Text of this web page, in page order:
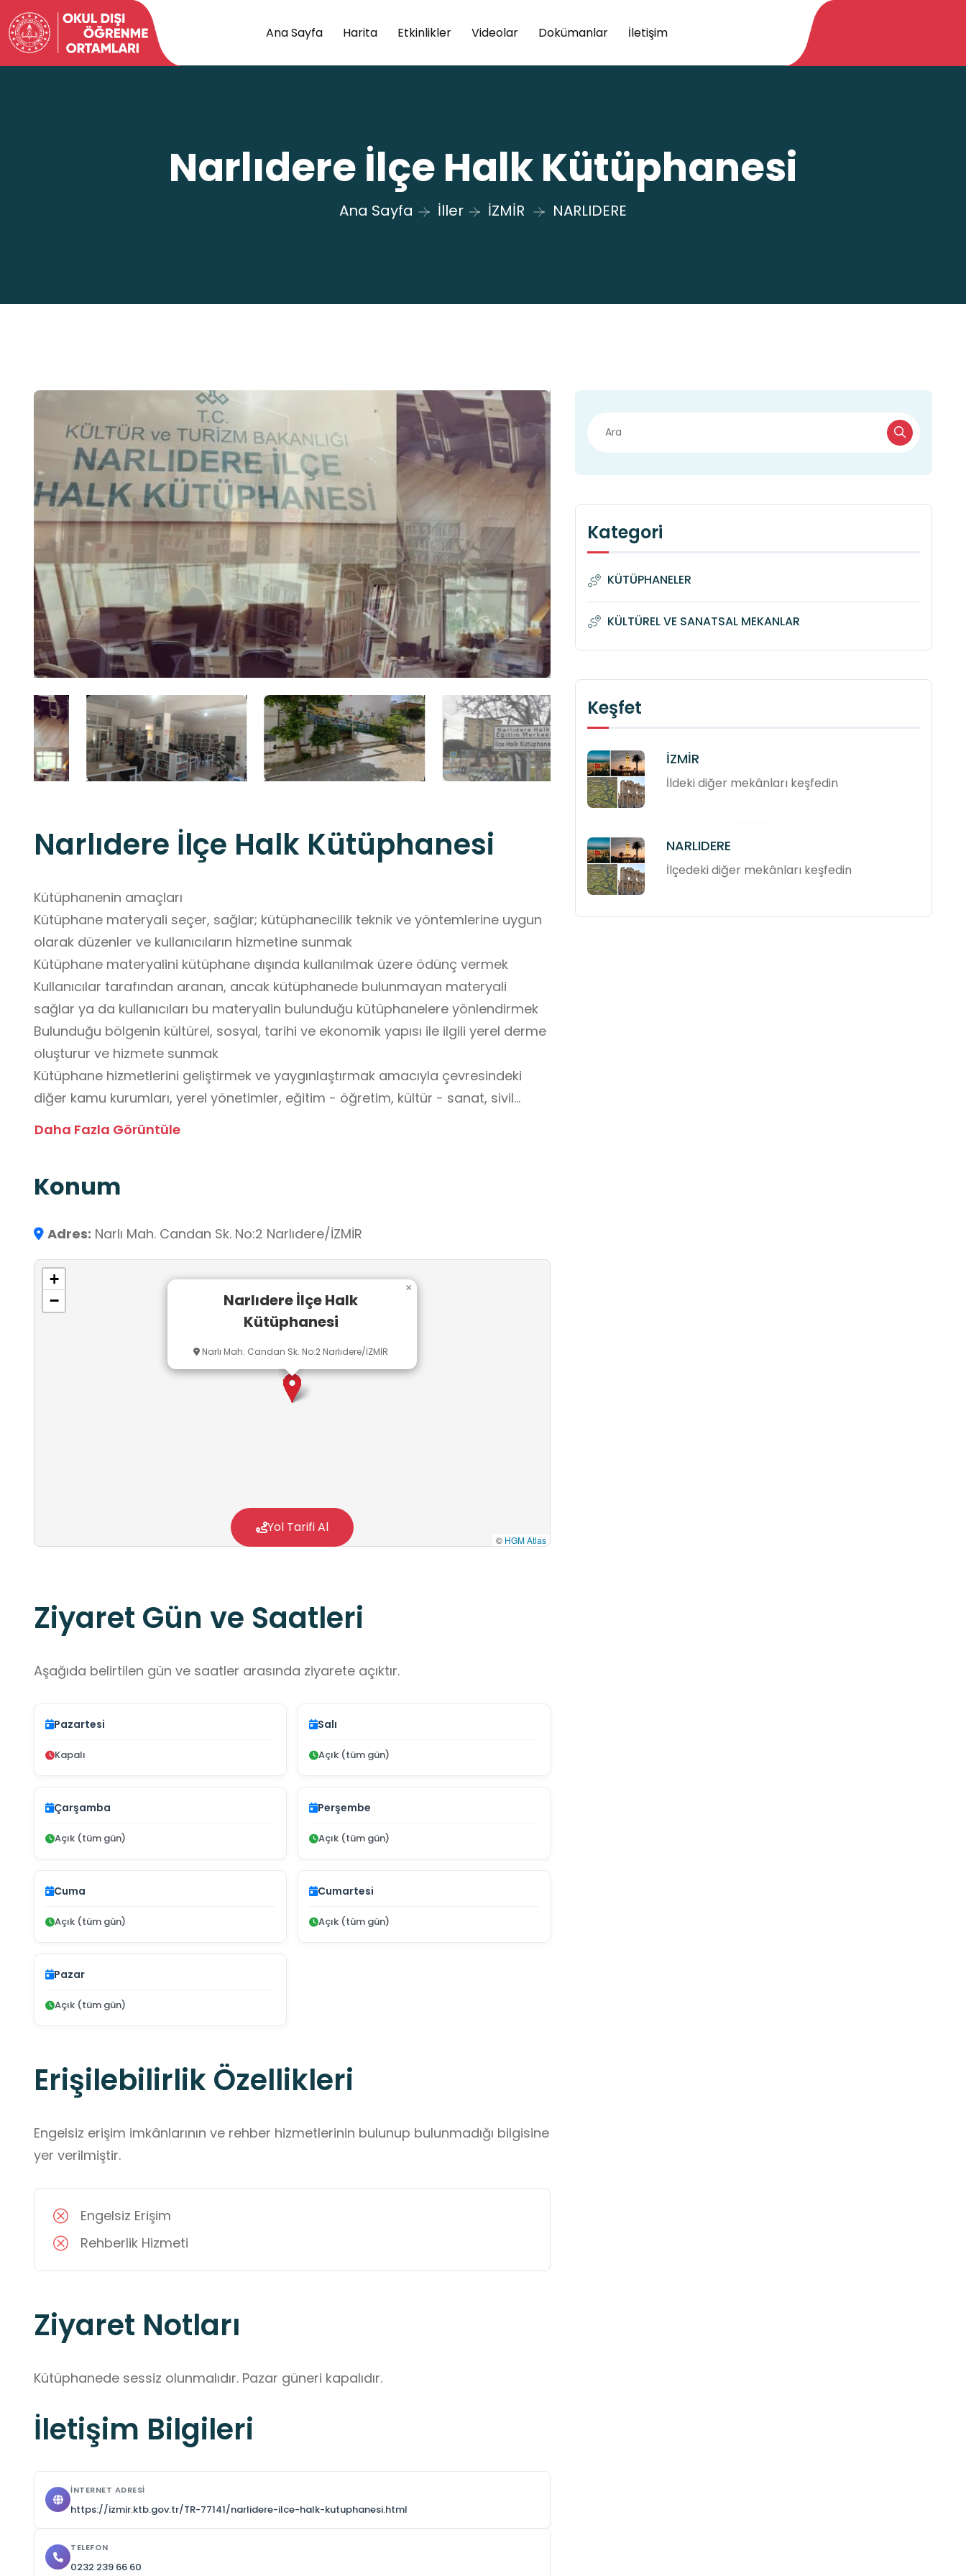
Ana Sayfa Harita Etkinlikler Videolar Dokümanlar İletişim
Narlıdere İlçe Halk Kütüphanesi
Ana Sayfa İller İZMİR NARLIDERE
Narlıdere İlçe Halk Kütüphanesi
Kütüphanenin amaçları
Kütüphane materyali seçer, sağlar; kütüphanecilik teknik ve yöntemlerine uygun
olarak düzenler ve kullanıcıların hizmetine sunmak
Kütüphane materyalini kütüphane dışında kullanılmak üzere ödünç vermek
Kullanıcılar tarafından aranan, ancak kütüphanede bulunmayan materyali
sağlar ya da kullanıcıları bu materyalin bulunduğu kütüphanelere yönlendirmek
Bulunduğu bölgenin kültürel, sosyal, tarihi ve ekonomik yapısı ile ilgili yerel derme
oluşturur ve hizmete sunmak
Kütüphane hizmetlerini geliştirmek ve yaygınlaştırmak amacıyla çevresindeki
diğer kamu kurumları, yerel yönetimler, eğitim - öğretim, kültür - sanat, sivil
Bireysel ve yaşam boyu öğrenme çabalarını desteklemek
Daha Fazla Görüntüle
Konum
Adres: Narlı Mah. Candan Sk. No:2 Narlıdere/İZMİR
Narlıdere İlçe Halk
Kütüphanesi
Narlı Mah. Candan Sk. No:2 Narlıdere/İZMİR
×
+
−
© HGM Atlas
Yol Tarifi Al
Ziyaret Gün ve Saatleri
Aşağıda belirtilen gün ve saatler arasında ziyarete açıktır.
Pazartesi
Kapalı
Salı
Açık (tüm gün)
Çarşamba
Açık (tüm gün)
Perşembe
Açık (tüm gün)
Cuma
Açık (tüm gün)
Cumartesi
Açık (tüm gün)
Pazar
Açık (tüm gün)
Erişilebilirlik Özellikleri
Engelsiz erişim imkânlarının ve rehber hizmetlerinin bulunup bulunmadığı bilgisine
yer verilmiştir.
Engelsiz Erişim
Rehberlik Hizmeti
Ziyaret Notları
Kütüphanede sessiz olunmalıdır. Pazar güneri kapalıdır.
İletişim Bilgileri
İNTERNET ADRESI
https://izmir.ktb.gov.tr/TR-77141/narlidere-ilce-halk-kutuphanesi.html
TELEFON
0232 239 66 60
Kategori
KÜTÜPHANELER
KÜLTÜREL VE SANATSAL MEKANLAR
Keşfet
İZMİR
İldeki diğer mekânları keşfedin
NARLIDERE
İlçedeki diğer mekânları keşfedin